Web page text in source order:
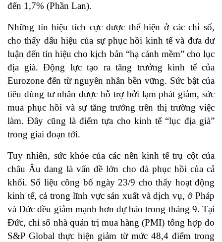
đến 1,7% (Phần Lan).
Những tín hiệu tích cực được thể hiện ở các chỉ số,
cho thấy dấu hiệu của sự phục hồi kinh tế và đưa dư
luận đến tín hiệu cho kịch bản “hạ cánh mềm” cho lục
địa già. Động lực tạo ra tăng trưởng kinh tế của
Eurozone đến từ nguyên nhân bền vững. Sức bật của
tiêu dùng tư nhân được hỗ trợ bởi lạm phát giảm, sức
mua phục hồi và sự tăng trưởng trên thị trường việc
làm. Đây cũng là điểm tựa cho kinh tế “lục địa già”
trong giai đoạn tới.
Tuy nhiên, sức khỏe của các nền kinh tế trụ cột của
châu Âu đang là vấn đề lớn cho đà phục hồi của cả
khối. Số liệu công bố ngày 23/9 cho thấy hoạt động
kinh tế, cả trong lĩnh vực sản xuất và dịch vụ, ở Pháp
và Đức đều giảm mạnh hơn dự báo trong tháng 9. Tại
Đức, chỉ số nhà quản trị mua hàng (PMI) tổng hợp do
S&P Global thực hiện giảm từ mức 48,4 điểm trong